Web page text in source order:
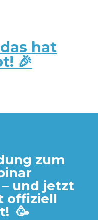
hat
🎉
zum
und jetzt
offiziell
🥳